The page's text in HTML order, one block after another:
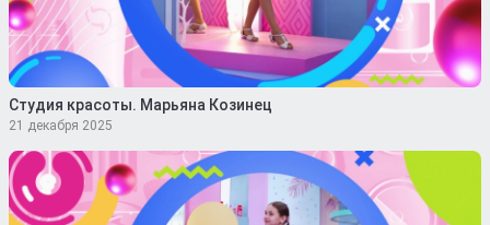
Студия красоты. Марьяна Козинец
21 декабря 2025